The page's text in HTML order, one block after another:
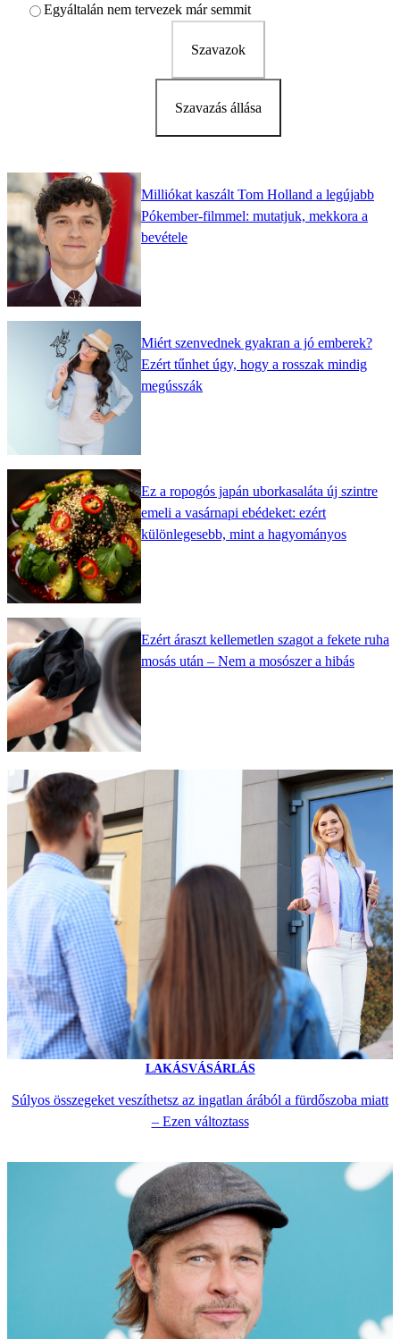
Egyáltalán nem tervezek már semmit
Szavazok
Szavazás állása
Milliókat kaszált Tom Holland a legújabb
Pókember-filmmel: mutatjuk, mekkora a
bevétele
Miért szenvednek gyakran a jó emberek?
Ezért tűnhet úgy, hogy a rosszak mindig
megússzák
Ez a ropogós japán uborkasaláta új szintre
emeli a vasárnapi ebédeket: ezért
különlegesebb, mint a hagyományos
Ezért áraszt kellemetlen szagot a fekete ruha
mosás után – Nem a mosószer a hibás
LAKÁSVÁSÁRLÁS
Súlyos összegeket veszíthetsz az ingatlan árából a fürdőszoba miatt
– Ezen változtass